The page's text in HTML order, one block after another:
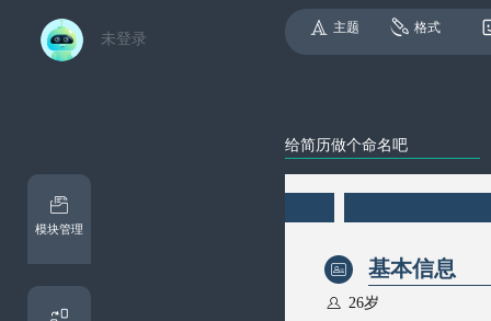
主题 格式
未登录
模块管理
 基本信息
 26岁